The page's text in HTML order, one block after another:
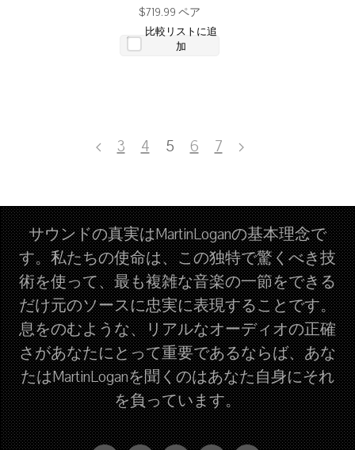
$719.99 ペア
比較リストに追
加
3 4 5 6 7
サウンドの真実はMartinLoganの基本理念で
す。私たちの使命は、この独特で驚くべき技
術を使って、最も複雑な音楽の一節をできる
だけ元のソースに忠実に表現することです。
息をのむような、リアルなオーディオの正確
さがあなたにとって重要であるならば、あな
たはMartinLoganを聞くのはあなた自身にそれ
を負っています。